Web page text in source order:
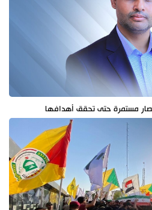
مستمرة حتى تحقق أهدافها